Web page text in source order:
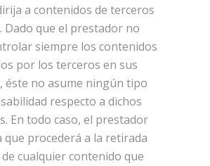
a contenidos de terceros
Dado que el prestador no
siempre los contenidos
por los terceros en sus
éste no asume ningún tipo
respecto a dichos
En todo caso, el prestador
que procederá a la retirada
cualquier contenido que